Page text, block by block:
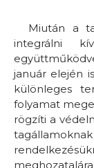
Miután a
integrálni
január elején
különleges
folyamat
rögzíti a